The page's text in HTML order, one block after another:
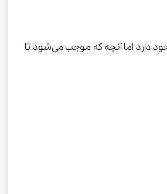
، دارای 24 واژه‌ی جدید است که باید آن‌ها را به خوبی به خاطر بسپارید. برای به خاطر سپاری دروس حفظی مانند عربی، راه‌های مختلفی وجود دارد اما آنچه که موجب می‌شود تا